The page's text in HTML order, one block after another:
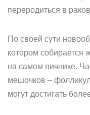
переродиться в
По своей сути
котором собирается
на самом яичнике.
мешочков –
могут достигать